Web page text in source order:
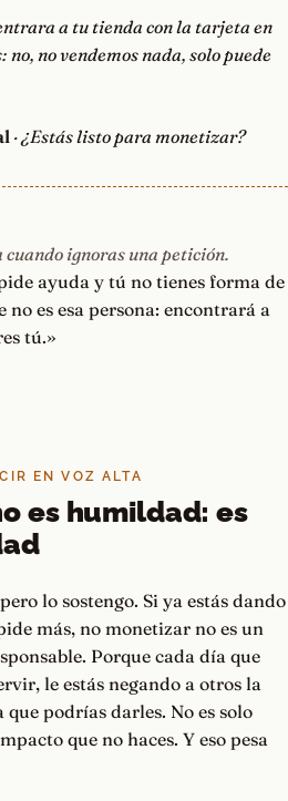
a tu tienda con la tarjeta en
no vendemos nada, solo puede
· ¿Estás listo para monetizar?
cuando ignoras una petición.
ayuda y tú no tienes forma de
no es esa persona: encontrará a
tú.»
EN VOZ ALTA
es humildad: es
lo sostengo. Si ya estás dando
más, no monetizar no es un
Porque cada día que
le estás negando a otros la
podrías darles. No es solo
que no haces. Y eso pesa